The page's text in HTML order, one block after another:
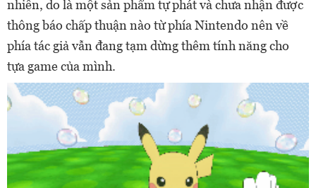
nhiên, do là một sản phẩm tự phát và chưa nhận được
thông báo chấp thuận nào từ phía Nintendo nên về
phía tác giả vẫn đang tạm dừng thêm tính năng cho
tựa game của mình.